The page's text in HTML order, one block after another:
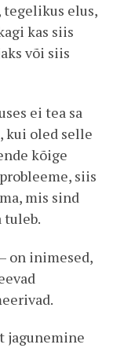
tegelikus elus,
kas siis
või siis
ei tea sa
kui oled selle
kõige
siis
mis sind
tuleb.
on inimesed,
jagunemine